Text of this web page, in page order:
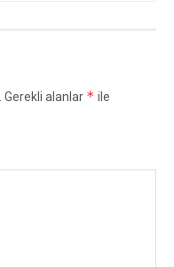
Gerekli alanlar * ile